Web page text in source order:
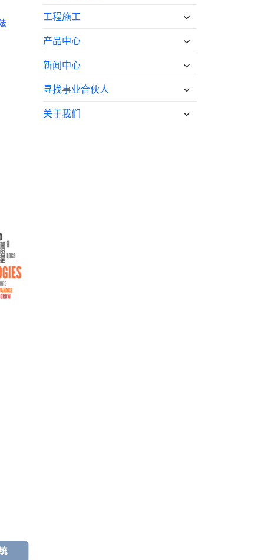
工程施工
产品中心
新闻中心
寻找事业合伙人
关于我们